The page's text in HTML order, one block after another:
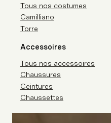
Tous nos costumes
Camilliano
Torre
Accessoires
Tous nos accessoires
Chaussures
Ceintures
Chaussettes